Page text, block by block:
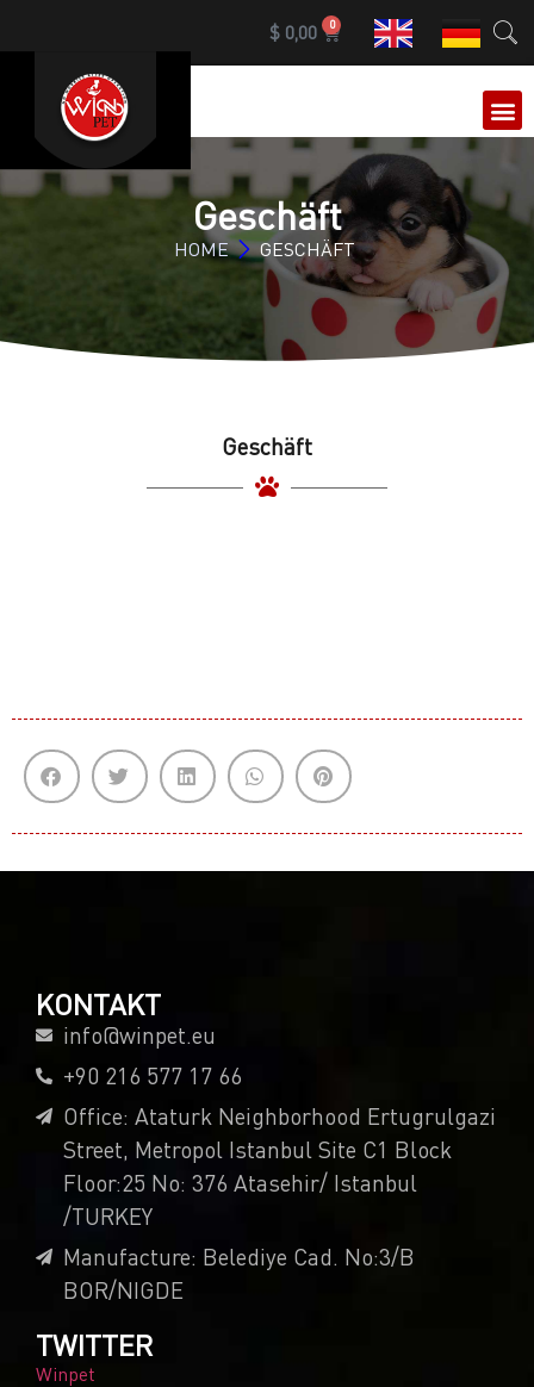
$0,00 0
Geschäft
HOME GESCHÄFT
Geschäft
KONTAKT
info@winpet.eu
+90 216 577 17 66
Office: Ataturk Neighborhood Ertugrulgazi
Street, Metropol Istanbul Site C1 Block
Floor:25 No: 376 Atasehir/ Istanbul
/TURKEY
Manufacture: Belediye Cad. No:3/B
BOR/NIGDE
TWITTER
Winpet